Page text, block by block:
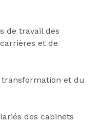
de travail des
et de
et du
des cabinets